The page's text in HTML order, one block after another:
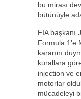
bu mirası
bütünüyle
FIA başkanı
Formula 1’e
kararını
kurallara
injection ve
motorlar
mücadeleyi